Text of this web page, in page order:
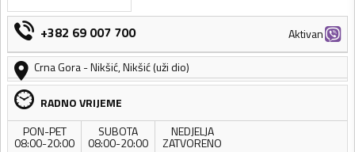
+382 69 007 700
Aktivan
Crna Gora-Nikšić,Nikšić (uži dio)
RADNO VRIJEME
PON-PET
08:00-20:00
SUBOTA
08:00-20:00
NEDJELJA
ZATVORENO